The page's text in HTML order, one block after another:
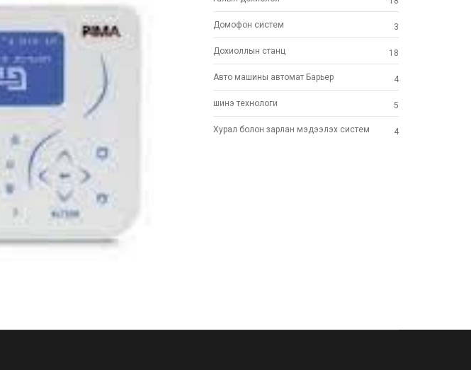
Домофон систем 3
Дохиоллын станц 18
Авто машины автомат Барьер 4
шинэ технoлоги 5
Хурал болон зарлан мэдээлэх систем 4